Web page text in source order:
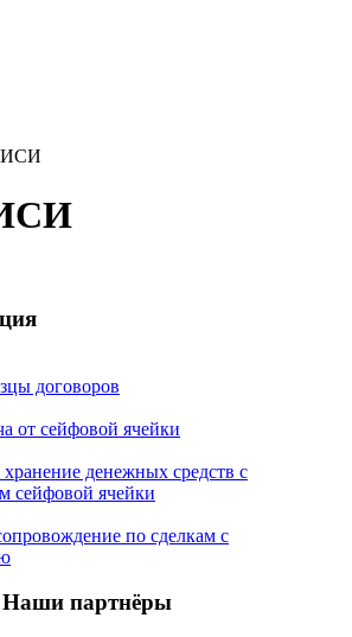
договоров
от сейфовой ячейки
денежных средств с
сейфовой ячейки
по сделкам с
Наши партнёры